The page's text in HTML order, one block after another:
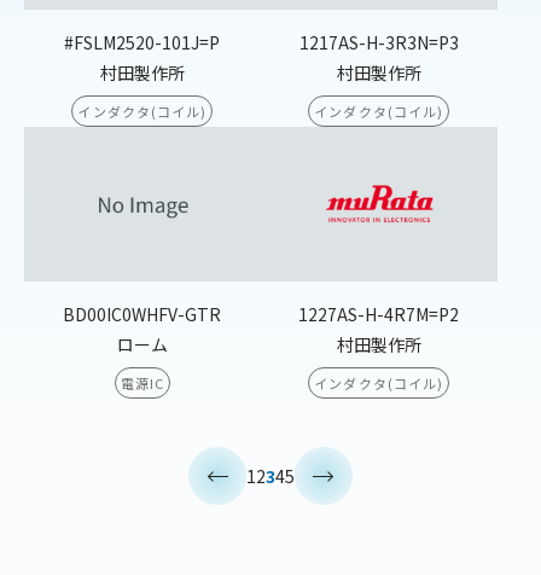
#FSLM2520-101J=P
村田製作所
インダクタ(コイル)
1217AS-H-3R3N=P3
村田製作所
インダクタ(コイル)
BD00IC0WHFV-GTR
ローム
電源IC
1227AS-H-4R7M=P2
村田製作所
インダクタ(コイル)
12345